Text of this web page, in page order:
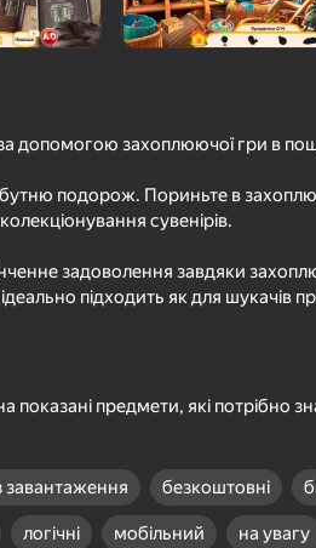
приключений
за допомогою захоплюючої гри в
подорож. Пориньте в
сувенірів.
задоволення завдяки
підходить як для шукачів
показані предмети, які потрібно
завантаження безкоштовні
логічні мобільний на увагу